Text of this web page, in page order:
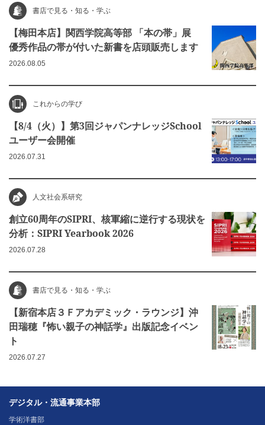
書店で見る・知る・学ぶ
【梅田本店】関西学院高等部 「本の帯」展
優秀作品の帯が付いた新書を店頭販売します
2026.08.05
これからの学び
【8/4（火）】第3回ジャパンナレッジSchool
ユーザー会開催
2026.07.31
人文社会系研究
創立60周年のSIPRI、核軍縮に逆行する現状を
分析：SIPRI Yearbook 2026
2026.07.28
書店で見る・知る・学ぶ
【新宿本店３Ｆアカデミック・ラウンジ】沖
田瑞穂『怖い親子の神話学』出版記念イベン
ト
2026.07.27
デジタル・流通事業本部
学術洋書部